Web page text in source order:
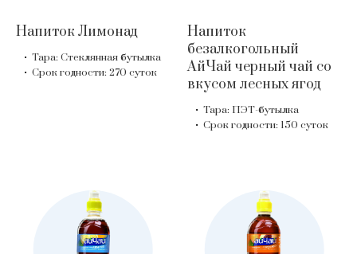
Напиток Лимонад
Тара: Стеклянная бутылка
Срок годности: 270 суток
Напиток
безалкогольный
АйЧай черный чай со
вкусом лесных ягод
Тара: ПЭТ-бутылка
Срок годности: 150 суток